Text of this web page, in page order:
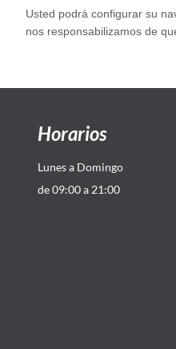
Usted podrá configurar su
nos responsabilizamos de
Horarios
Lunes a Domingo
de 09:00 a 21:00